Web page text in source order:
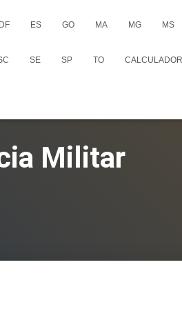
DF ES GO MA MG MS
SE SP TO
Militar